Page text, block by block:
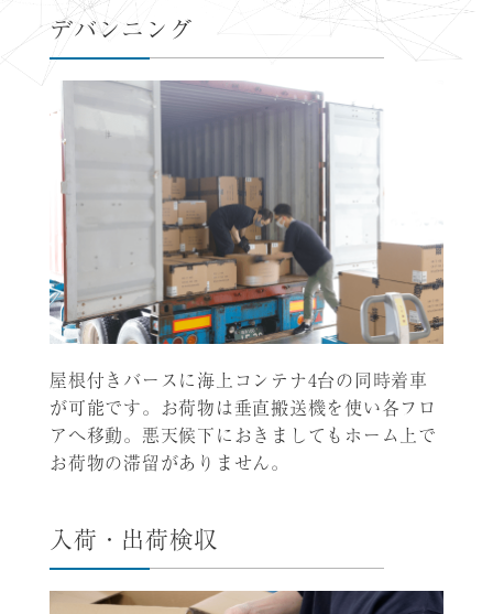
デバンニング
屋根付きバースに海上コンテナ4台の同時着車
が可能です。お荷物は垂直搬送機を使い各フロ
アへ移動。悪天候下におきましてもホーム上で
お荷物の滞留がありません。
入荷・出荷検収